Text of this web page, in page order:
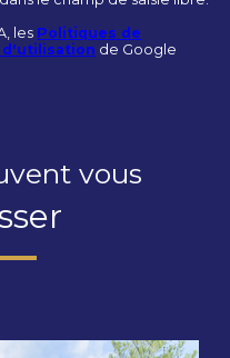
les Politiques de
d'utilisation de Google
vous